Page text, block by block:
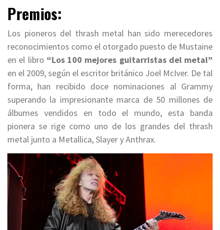
Premios:
Los pioneros del thrash metal han sido merecedores
reconocimientos como el otorgado puesto de Mustaine
en el libro “Los 100 mejores guitarristas del metal”
en el 2009, según el escritor británico Joel McIver. De tal
forma, han recibido doce nominaciones al Grammy
superando la impresionante marca de 50 millones de
álbumes vendidos en todo el mundo, esta banda
pionera se rige como uno de los grandes del thrash
metal junto a Metallica, Slayer y Anthrax.